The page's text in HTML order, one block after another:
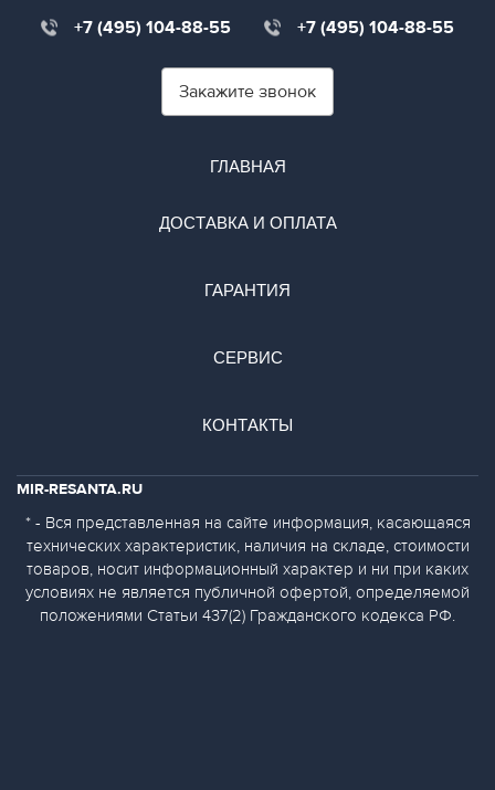
+7 (495) 104-88-55 +7 (495) 104-88-55
Закажите звонок
ГЛАВНАЯ
ДОСТАВКА И ОПЛАТА
ГАРАНТИЯ
СЕРВИС
КОНТАКТЫ
MIR-RESANTA.RU
* - Вся представленная на сайте информация, касающаяся
технических характеристик, наличия на складе, стоимости
товаров, носит информационный характер и ни при каких
условиях не является публичной офертой, определяемой
положениями Статьи 437(2) Гражданского кодекса РФ.